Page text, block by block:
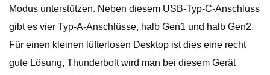
Modus unterstützen. Neben diesem USB-Typ-C-Anschluss
gibt es vier Typ-A-Anschlüsse, halb Gen1 und halb Gen2.
Für einen kleinen lüfterlosen Desktop ist dies eine recht
gute Lösung, Thunderbolt wird man bei diesem Gerät